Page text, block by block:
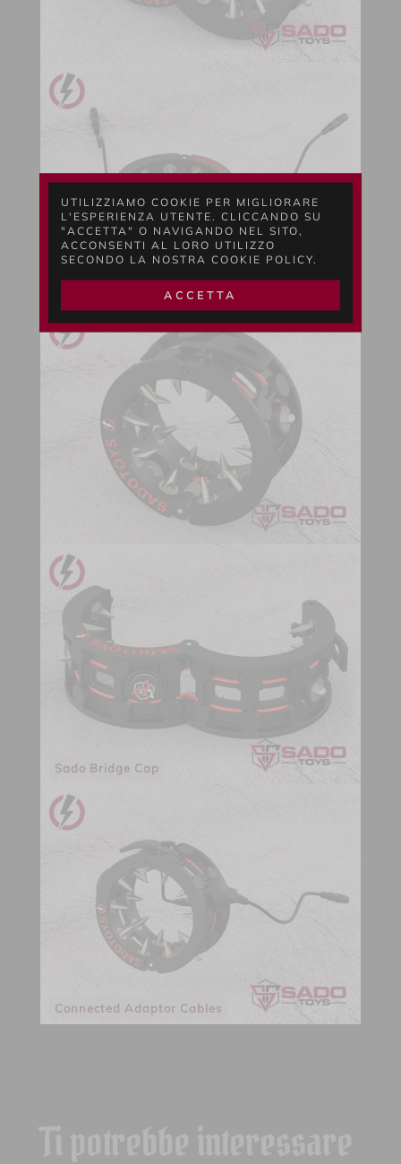
Sado Bridge Cap
Connected Adaptor Cables
UTILIZZIAMO COOKIE PER MIGLIORARE
L'ESPERIENZA UTENTE. CLICCANDO SU
"ACCETTA" O NAVIGANDO NEL SITO,
ACCONSENTI AL LORO UTILIZZO
SECONDO LA NOSTRA COOKIE POLICY.
ACCETTA